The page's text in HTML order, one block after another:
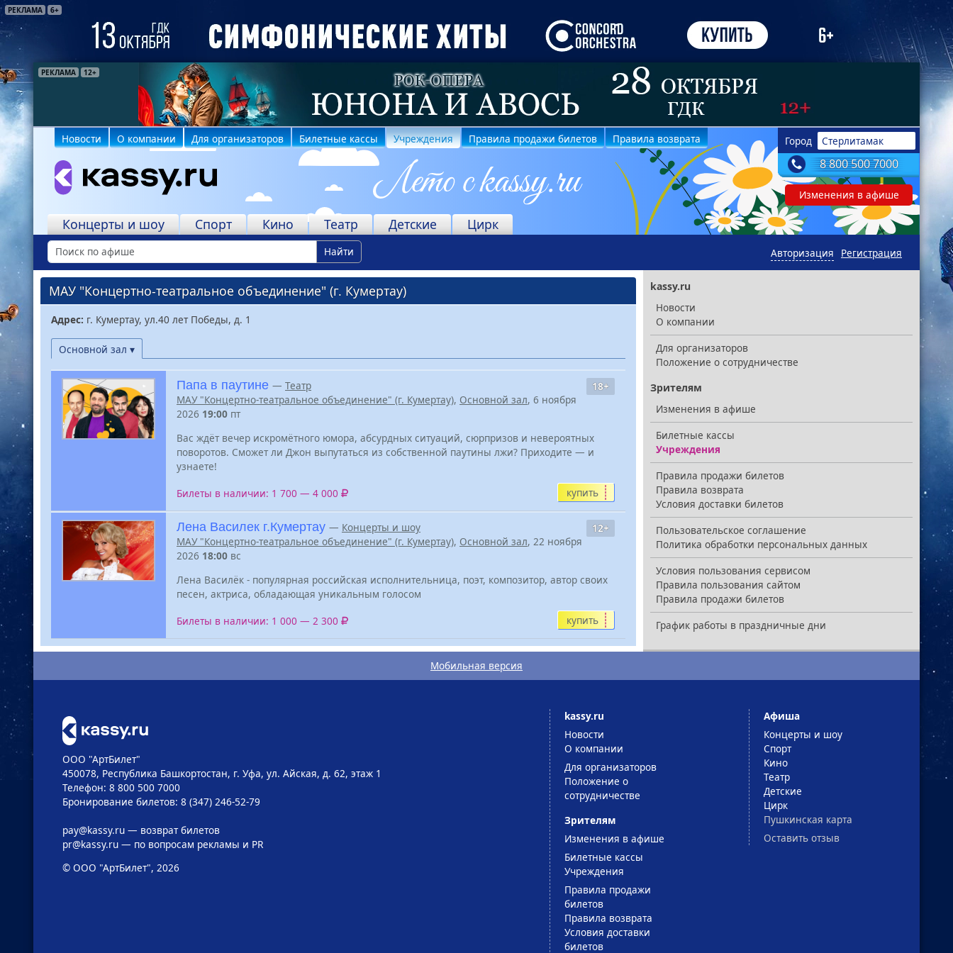
РЕКЛАМА 6+
РЕКЛАМА 12+
РЕКЛАМА 6+
Город Стерлитамак
8 800 500 7000
Изменения в афише
Новости О компании Для организаторов Билетные кассы Учреждения Правила продажи билетов Правила возврата
Концерты и шоу Спорт Кино Театр Детские Цирк
Найти Регистрация
Авторизация
МАУ "Концертно-театральное объединение" (г. Кумертау)
Адрес: г. Кумертау, ул.40 лет Победы, д. 1
Основной зал ▾
18+
Папа в паутине — Театр
МАУ "Концертно-театральное объединение" (г. Кумертау), Основной зал, 6 ноября
2026 19:00 пт
Вас ждёт вечер искромётного юмора, абсурдных ситуаций, сюрпризов и невероятных
поворотов. Сможет ли Джон выпутаться из собственной паутины лжи? Приходите — и
узнаете!
Билеты в наличии: 1 700 — 4 000 купить
12+
Лена Василек г.Кумертау — Концерты и шоу
МАУ "Концертно-театральное объединение" (г. Кумертау), Основной зал, 22 ноября
2026 18:00 вс
Лена Василёк - популярная российская исполнительница, поэт, композитор, автор своих
песен, актриса, обладающая уникальным голосом
Билеты в наличии: 1 000 — 2 300 купить
kassy.ru
Новости
О компании
Для организаторов
Положение о сотрудничестве
Зрителям
Изменения в афише
Билетные кассы
Учреждения
Правила продажи билетов
Правила возврата
Условия доставки билетов
Пользовательское соглашение
Политика обработки персональных данных
Условия пользования сервисом
Правила пользования сайтом
Правила продажи билетов
График работы в праздничные дни
Мобильная версия
ООО "АртБилет"
450078, Республика Башкортостан, г. Уфа, ул. Айская, д. 62, этаж 1
Телефон: 8 800 500 7000
Бронирование билетов: 8 (347) 246-52-79
pay@kassy.ru— возврат билетов
pr@kassy.ru— по вопросам рекламы и PR
© ООО "АртБилет", 2026
kassy.ru
Новости
О компании
Для организаторов
Положение о
сотрудничестве
Зрителям
Изменения в афише
Билетные кассы
Учреждения
Правила продажи
билетов
Правила возврата
Условия доставки
билетов
Афиша
Концерты и шоу
Спорт
Кино
Театр
Детские
Цирк
Пушкинская карта
Оставить отзыв